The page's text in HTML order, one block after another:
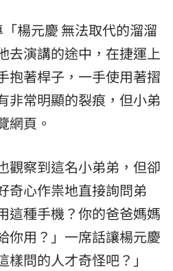
楊元慶 無法取代的溜溜
去演講的途中，在捷運上
抱著桿子，一手使用著摺
非常明顯的裂痕，但小弟
網頁。
觀察到這名小弟弟，但卻
奇心作祟地直接詢問弟
這種手機？你的爸爸媽媽
你用？」一席話讓楊元慶
問的人才奇怪吧？」